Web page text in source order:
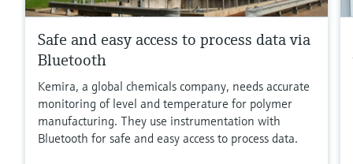
Safe and easy access to process data via
Bluetooth
Kemira, a global chemicals company, needs accurate
monitoring of level and temperature for polymer
manufacturing. They use instrumentation with
Bluetooth for safe and easy access to process data.